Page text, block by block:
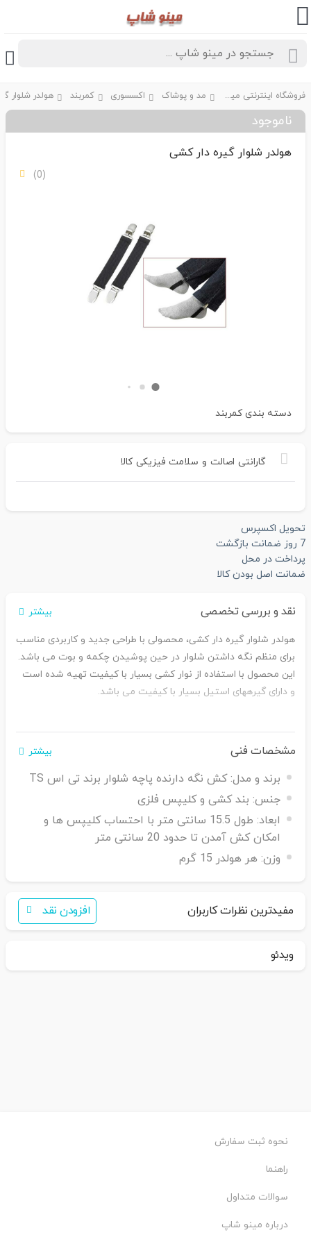
فروشگاه اینترنتی مینو شاپ مد و پوشاک اکسسوری کمربند
ناموجود
هولدر شلوار گیره دار کشی
(0)
دسته بندی کمربند
گارانتی اصالت و سلامت فیزیکی کالا
تحویل اکسپرس
7 روز ضمانت بازگشت
پرداخت در محل
ضمانت اصل بودن کالا
نقد و بررسی تخصصی بیشتر
هولدر شلوار گیره دار کشی، محصولی با طراحی جدید و کاربردی مناسب
برای منظم نگه داشتن شلوار در حین پوشیدن چکمه و بوت می باشد.
این محصول با استفاده از نوار کشی بسیار با کیفیت تهیه شده است
و دارای گیرههای استیل بسیار با کیفیت می باشد.
مشخصات فنی بیشتر
برند و مدل: کش نگه دارنده پاچه شلوار برند تی اس TS
جنس: بند کشی و کلیپس فلزی
ابعاد:
طول 15.5 سانتی متر با احتساب کلیپس ها و
امکان کش آمدن تا حدود 20 سانتی متر
وزن: هر هولدر 15 گرم
مفیدترین نظرات کاربران افزودن نقد
ویدئو
نحوه ثبت سفارش
راهنما
سوالات متداول
درباره مینو شاپ